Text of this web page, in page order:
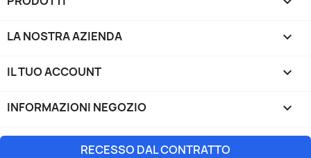
LA NOSTRA AZIENDA 
IL TUO ACCOUNT 
INFORMAZIONI NEGOZIO keyboard_arrow_down
RECESSO DAL CONTRATTO